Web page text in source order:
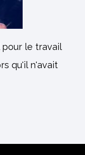
pour le travail
qu'il n'avait